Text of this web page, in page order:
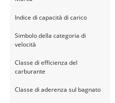
Indice di capacità di carico
Simbolo della categoria di
velocità
Classe di efficienza del
carburante
Classe di aderenza sul bagnato